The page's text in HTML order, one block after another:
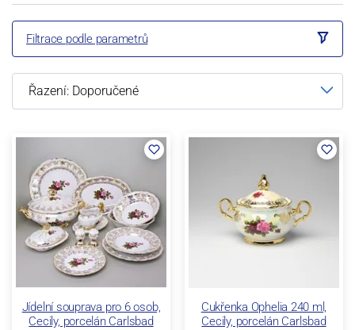
Filtrace podle parametrů
Jídelní souprava pro 6 osob,
Cecily, porcelán Carlsbad
Cukřenka Ophelia 240 ml,
Cecily, porcelán Carlsbad